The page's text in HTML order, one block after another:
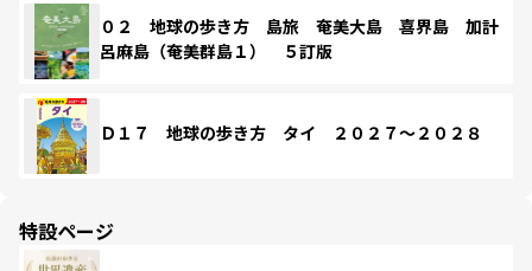
０２ 地球の歩き方 島旅 奄美大島 喜界島 加計
呂麻島（奄美群島１） ５訂版
Ｄ１７ 地球の歩き方 タイ ２０２７～２０２８
特設ページ